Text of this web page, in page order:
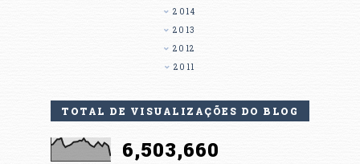
2014
2013
2012
2011
TOTAL DE VISUALIZAÇÕES DO BLOG
6,503,660